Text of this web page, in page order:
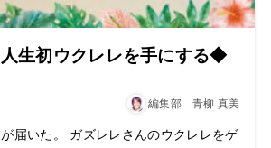
生初ウクレレを手にする◆
編集部 青柳 真美
届いた。 ガズレレさんのウクレレをゲ